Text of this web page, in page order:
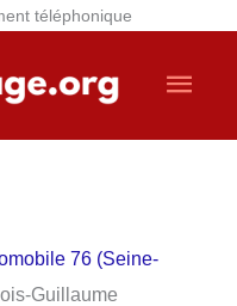
téléphonique
76 (Seine-
Guillaume